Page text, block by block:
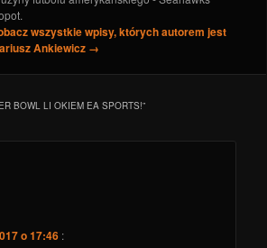
wszystkie wpisy, których autorem jest
Ankiewicz →
BOWL LI OKIEM EA SPORTS!”
o 17:46 :